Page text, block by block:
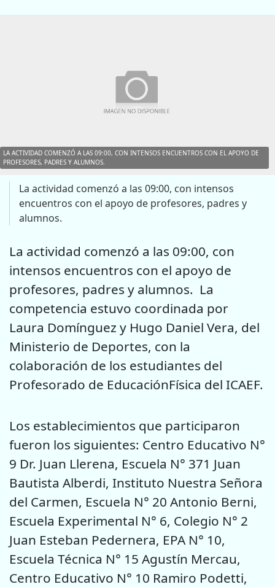
LA ACTIVIDAD COMENZÓ A LAS 09:00, CON INTENSOS ENCUENTROS CON EL APOYO DE
PROFESORES, PADRES Y ALUMNOS.
La actividad comenzó a las 09:00, con intensos
encuentros con el apoyo de profesores, padres y
alumnos.
La actividad comenzó a las 09:00, con
intensos encuentros con el apoyo de
profesores, padres y alumnos. La
competencia estuvo coordinada por
Laura Domínguez y Hugo Daniel Vera, del
Ministerio de Deportes, con la
colaboración de los estudiantes del
Profesorado de EducaciónFísica del ICAEF.
Los establecimientos que participaron
fueron los siguientes: Centro Educativo N°
9 Dr. Juan Llerena, Escuela N° 371 Juan
Bautista Alberdi, Instituto Nuestra Señora
del Carmen, Escuela N° 20 Antonio Berni,
Escuela Experimental N° 6, Colegio N° 2
Juan Esteban Pedernera, EPA N° 10,
Escuela Técnica N° 15 Agustín Mercau,
Centro Educativo N° 10 Ramiro Podetti,